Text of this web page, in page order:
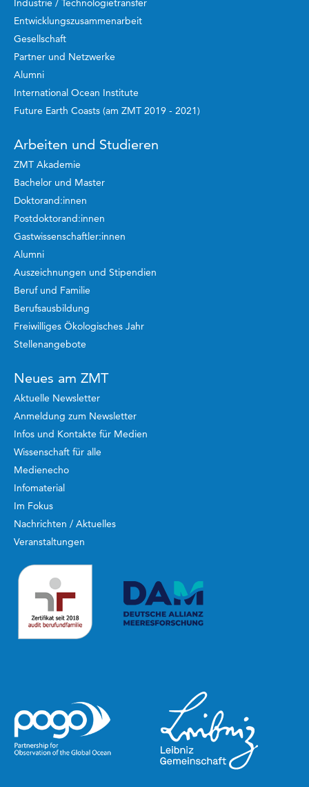
Entwicklungszusammenarbeit
Gesellschaft
Partner und Netzwerke
Alumni
International Ocean Institute
Future Earth Coasts (am ZMT 2019 - 2021)
Arbeiten und Studieren
ZMT Akademie
Bachelor und Master
Doktorand:innen
Postdoktorand:innen
Gastwissenschaftler:innen
Alumni
Auszeichnungen und Stipendien
Beruf und Familie
Berufsausbildung
Freiwilliges Ökologisches Jahr
Stellenangebote
Neues am ZMT
Aktuelle Newsletter
Anmeldung zum Newsletter
Infos und Kontakte für Medien
Wissenschaft für alle
Medienecho
Infomaterial
Im Fokus
Nachrichten / Aktuelles
Veranstaltungen